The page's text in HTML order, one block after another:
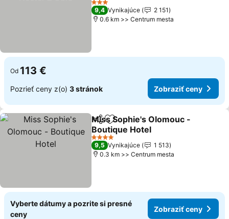
3 Počet hviezdičiek
9,4 Vynikajúce
2 151
0.6 km >> Centrum mesta
Od 113 €
Pozrieť ceny z(o) 3 stránok Zobraziť ceny
ZdieľaťPridať do obľúbených
Miss Sophie's Olomouc -
Boutique Hotel
4 Počet hviezdičiek
9,5 Vynikajúce
1 513
0.3 km >> Centrum mesta
Vyberte dátumy a pozrite si presné
ceny
Zobraziť ceny